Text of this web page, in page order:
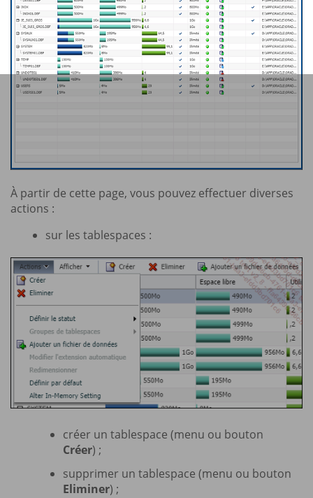
À partir de cette page, vous pouvez effectuer diverses
actions :
sur les tablespaces :
créer un tablespace (menu ou bouton
Créer) ;
supprimer un tablespace (menu ou bouton
Eliminer) ;